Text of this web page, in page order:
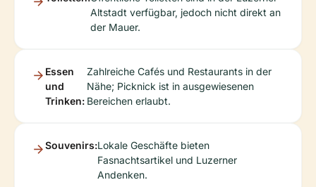
Altstadt verfügbar, jedoch nicht direkt an
der Mauer.
Essen
und
Trinken:
Zahlreiche Cafés und Restaurants in der
Nähe; Picknick ist in ausgewiesenen
Bereichen erlaubt.
Souvenirs:Lokale Geschäfte bieten
Fasnachtsartikel und Luzerner
Andenken.